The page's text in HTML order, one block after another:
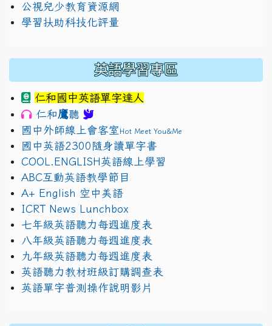
公視兒少教育資源網
學習扶助科技化評量
英語學習專區
仁和國中英語單字達人
仁和鷹聽
國中外師線上會客室Hot Meet You&Me
國中英語2300隨身讀單字書
COOL.ENGLISH英語線上學習
ABC互動英語教學節目
A+ English 空中美語
ICRT News Lunchbox
七年級英語聽力每週進度表
八年級英語聽力每週進度表
九年級英語聽力每週進度表
英語聽力教材班級訂購調查表
英語單字普測操作說明影片